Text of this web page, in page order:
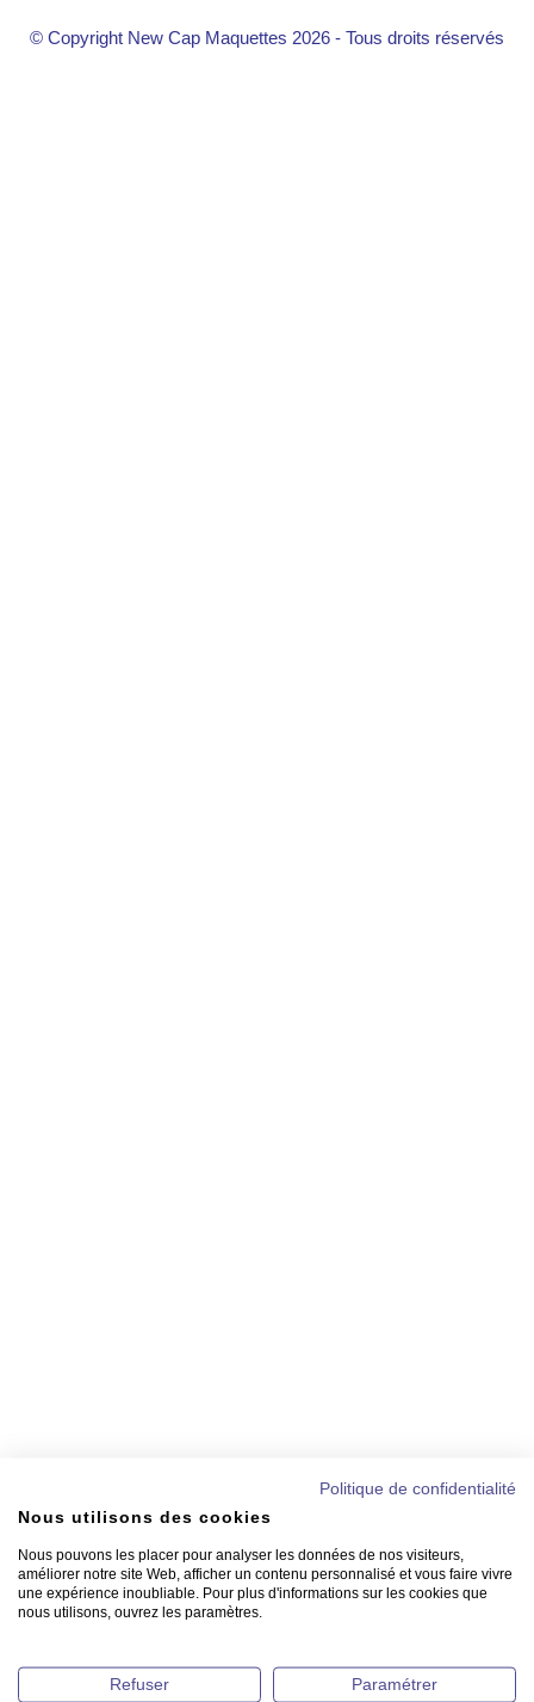
© Copyright New Cap Maquettes 2026 - Tous droits réservés
Politique de confidentialité
Nous utilisons des cookies
Nous pouvons les placer pour analyser les données de nos visiteurs,
améliorer notre site Web, afficher un contenu personnalisé et vous faire vivre
une expérience inoubliable. Pour plus d'informations sur les cookies que
nous utilisons, ouvrez les paramètres.
Refuser Paramétrer